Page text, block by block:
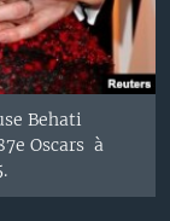
Behati
Oscars à